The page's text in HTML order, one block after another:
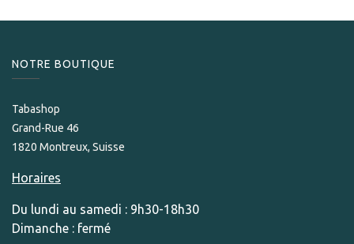
NOTRE BOUTIQUE
Tabashop
Grand-Rue 46
1820 Montreux, Suisse
Horaires
Du lundi au samedi : 9h30-18h30
Dimanche : fermé